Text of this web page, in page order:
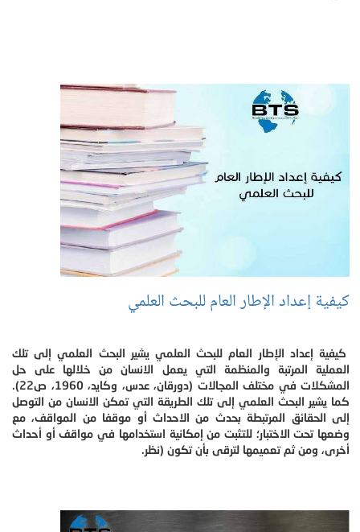
كيفية إعداد الإطار العام للبحث العلمي
كيفية إعداد الإطار العام للبحث العلمي يشير البحث العلمي إلى تلك
العملية المرتبة والمنظمة التي يعمل الانسان من خلالها على حل
المشكلات في مختلف المجالات (دورقان، عدس، وكايد، 1960، ص22).
كما يشير البحث العلمي إلى تلك الطريقة التي تمكن الانسان من التوصل
إلى الحقائق المرتبطة بحدث من الاحداث أو موقفا من المواقف، مع
وضعها تحت الاختبار؛ للتثبت من إمكانية استخدامها في مواقف أو أحداث
أخرى، ومن ثم تعميمها لترقى بأن تكون (نظر.